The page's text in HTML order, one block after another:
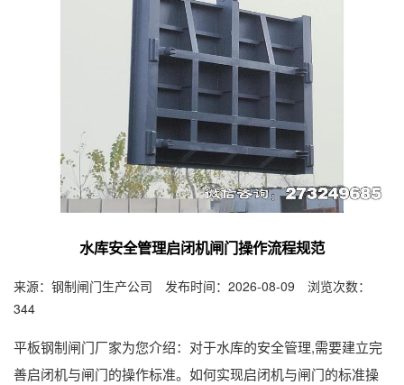
水库安全管理启闭机闸门操作流程规范
来源：钢制闸门生产公司 发布时间：2026-08-09 浏览次数：
344
平板钢制闸门厂家为您介绍：对于水库的安全管理,需要建立完
善启闭机与闸门的操作标准。如何实现启闭机与闸门的标准操